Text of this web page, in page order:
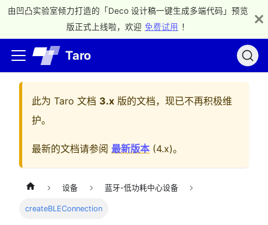
由凹凸实验室倾力打造的「Deco 设计稿一键生成多端代码」预览
版正式上线啦，欢迎 免费试用 ！
Taro
此为 Taro 文档 3.x 版的文档，现已不再积极维
护。
最新的文档请参阅 最新版本 (4.x)。
设备 蓝牙-低功耗中心设备
createBLEConnection